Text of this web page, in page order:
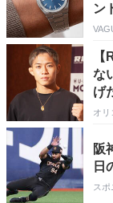
ン
場
な
げ
オリ
阪
日
ス